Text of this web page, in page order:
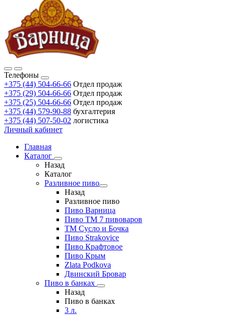
Телефоны
+375 (44) 504-66-66 Отдел продаж
+375 (29) 504-66-66 Отдел продаж
+375 (25) 504-66-66 Отдел продаж
+375 (44) 579-90-88 бухгалтерия
+375 (44) 507-50-02 логистика
Личный кабинет
Главная
Каталог
Назад
Каталог
Разливное пиво
Назад
Разливное пиво
Пиво Варница
Пиво ТМ 7 пивоваров
ТМ Сусло и Бочка
Пиво Strakovice
Пиво Крафтовое
Пиво Крым
Zlata Podkova
Двинский Бровар
Пиво в банках
Назад
Пиво в банках
3 л.